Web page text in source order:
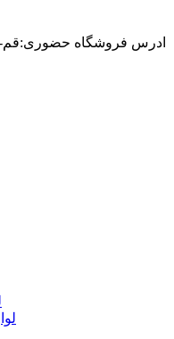
ادرس فروشگاه حضوری:قم-